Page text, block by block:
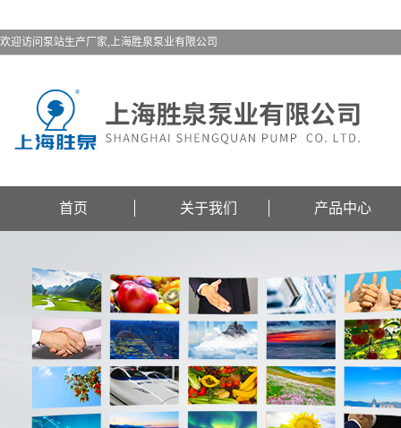
欢迎访问泵站生产厂家,上海胜泉泵业有限公司
首页 关于我们 产品中心